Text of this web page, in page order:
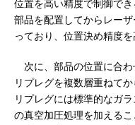
位置を高い精度で制御で
部品を配置してからレー
っており、位置決め精度を
次に、部品の位置に合わ
リプレグを複数層重ねて
リプレグには標準的なガ
の真空加圧処理を加える